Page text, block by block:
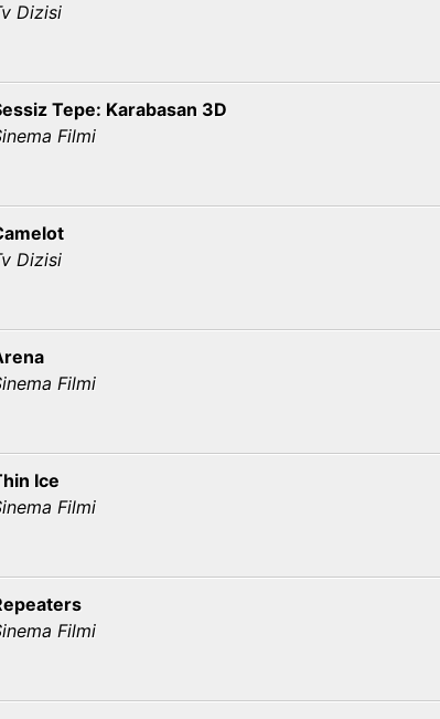
Dizisi
Tepe: Karabasan 3D
Filmi
Dizisi
Filmi
Ice
Filmi
Filmi